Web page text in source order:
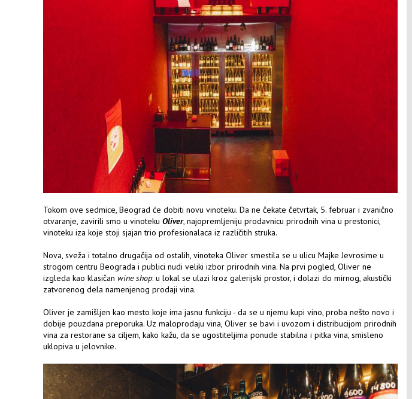
Tokom ove sedmice, Beograd će dobiti novu vinoteku. Da ne čekate četvrtak, 5. februar i zvanično
otvaranje, zavirili smo u vinoteku Oliver, najopremljeniju prodavnicu prirodnih vina u prestonici,
vinoteku iza koje stoji sjajan trio profesionalaca iz različitih struka.
Nova, sveža i totalno drugačija od ostalih, vinoteka Oliver smestila se u ulicu Majke Jevrosime u
strogom centru Beograda i publici nudi veliki izbor prirodnih vina. Na prvi pogled, Oliver ne
izgleda kao klasičan wine shop: u lokal se ulazi kroz galerijski prostor, i dolazi do mirnog, akustički
zatvorenog dela namenjenog prodaji vina.
Oliver je zamišljen kao mesto koje ima jasnu funkciju - da se u njemu kupi vino, proba nešto novo i
dobije pouzdana preporuka. Uz maloprodaju vina, Oliver se bavi i uvozom i distribucijom prirodnih
vina za restorane sa ciljem, kako kažu, da se ugostiteljima ponude stabilna i pitka vina, smisleno
uklopiva u jelovnike.